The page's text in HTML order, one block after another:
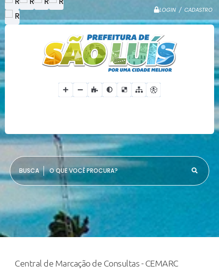
LOGIN / CADASTRO
O QUE VOCÊ PROCURA?
Central de Marcação de Consultas - CEMARC